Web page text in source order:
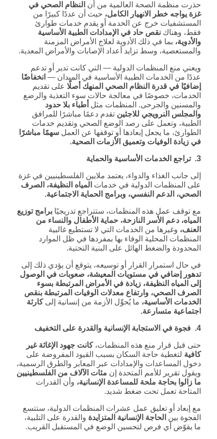
حذرت منظمة الصحة العالمية من أن النظام الصحي في
غزة يواجه خطر الانهيار الكامل، حيث أن عددًا كبيرًا من
المستشفيات خرج عن الخدمة أو يقدم خدمات طوارئ
فقط، وهناك نقص حاد في الإمدادات الطبية الأساسية
والأدوية، بما في ذلك الأدوية لعلاج الأمراض المزمنة
والمستعصية، وسط تزايد أعداد الإصابات والأمراض المعدية.
ويعني منع المنظمات الدولية — التي كانت تدير أو تدعم
عددًا من الخدمات الطبية الأساسية في الميدان — انخفاضًا
إضافيًا في قدرة النظام الصحي المنهك أصلًا على تقديم
الخدمات، خصوصًا في معالجة حالات سوء التغذية والرضع
والمسنين والجرحى. المنظمات مثل أطباء بلا حدود
والمجلس النرويجي للاجئين تقدم دعمًا مباشرًا للمرافق
الطبية، وتعمل على رصد الوضع الصحي وتقديم خدمات
الطوارئ، ما يجعل إبعادها أو توقفها عن العمل سهمًا مباشرًا
في زيادة الوفيات وتعميق الأزمات الصحية.
3. تراجع الخدمات الأساسية والحماية
إلى جانب الغذاء والدواء، يعتمد ملايين الفلسطينيين في غزة
على المنظمات الدولية في خدمات المياه النظيفة، الصرف
الصحي، الدعم النفسي، وبرامج الحماية الاجتماعية.
مع توقف عمل هذه المنظمات، ستتراجع تدريجيًا برامج توزيع
المياه، دعم الأسر النازحة، حماية الأطفال والنساء من
العنف، وغيرها من الخدمات التي لا تستطيع غالبية
المنظمات المحلية الوفاء بها بمفردها في ظل الموارد
المحدودة والضغط الهائل على البنية التحتية.
في حال استمرار القرار أو توسيعه، يتوقع أن يؤدي ذلك إلى
تدهور إضافي في مستويات المعيشة، صعوبات في الوصول
إلى المياه النظيفة، زيادة في الأمراض المرتبطة بسوء
الصرف الصحي، وارتفاع معدلات الوفيات المرتبطة بنقص
الخدمات الأساسية، ما يُحوِّل الأزمة من إنسانية إلىكارثة
اجتماعية متسارعة.
4. فجوة في الاستجابة الإنسانية والقدرة على التخفيف
حتى قبل قرار منع هذه المنظمات،كانت جهود الإغاثة غير
كافية لتغطية حاجة السكان بسبب القيود المفروضة على
دخول المساعدات والإمدادات عبر المعابر والطرق الرسمية،
ويقول تقرير للأمم المتحدة إن مئات الآلاف من الفلسطينيين
ما زالوا بحاجة ملحة للمساعدة الإنسانية، وأن القدرات
المتاحة تعمل تحت ضغط شديد.
مع إبعاد أو تعليق عمل عشرات المنظمات الدولية، ستتسع
الفجوة بين الحاجة الإنسانية المتزايدة والقدرة على التلبية،
ما يقوّض أي فرص لتحسين الوضع في المستقبل القريب.